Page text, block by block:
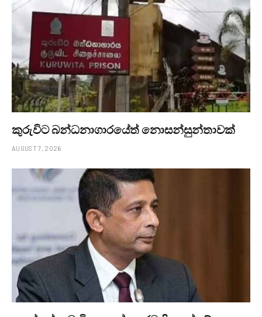
කුරුවිට බන්ධනාගාරයේත් නොසන්සුන්තාවක්
AUGUST 7, 2026